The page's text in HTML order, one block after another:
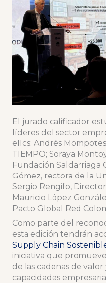
El jurado calificador
líderes del sector
ellos: Andrés
TIEMPO; Soraya
Fundación Saldarriaga
Gómez, rectora de la
Sergio Rengifo,
Mauricio López
Pacto Global Red
Como parte del
esta edición tendrán
Supply Chain
iniciativa que
de las cadenas de
capacidades